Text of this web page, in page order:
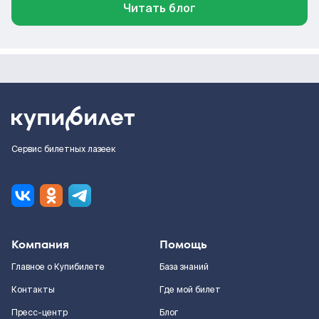
Читать блог
Сервис билетных лазеек
Компания
Главное о Купибилете
Контакты
Пресс-центр
Помощь
База знаний
Где мой билет
Блог